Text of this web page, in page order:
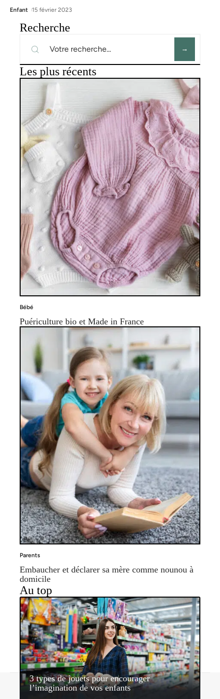
Enfant 15 février 2023
Recherche
Les plus récents
Bébé
Puériculture bio et Made in France
Parents
Embaucher et déclarer sa mère comme nounou à
domicile
Au top
3 types de jouets pour encourager
l’imagination de vos enfants
Contact Mentions légales Sitemap